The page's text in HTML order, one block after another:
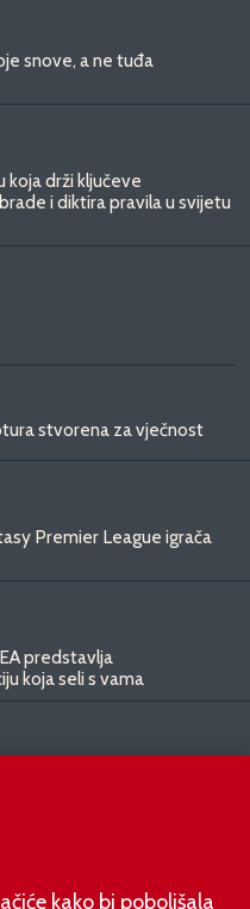
snove, a ne tuđa
koja drži ključeve
i diktira pravila u svijetu
stvorena za vječnost
Premier League igrača
predstavlja
koja seli s vama
luksuznu limuzinu veću od
obećava domet do 1.000
kako bi poboljšala